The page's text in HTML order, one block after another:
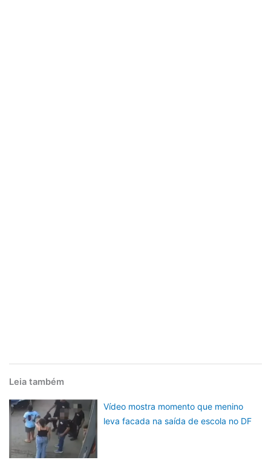
Leia também
Vídeo mostra momento que menino
leva facada na saída de escola no DF